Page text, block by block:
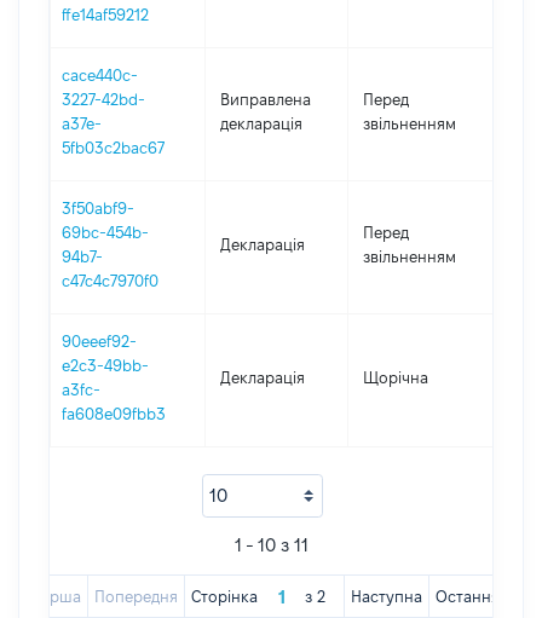
ffe14af59212
cace440c-
3227-42bd-
a37e-
5fb03c2bac67
Виправлена
декларація
Перед
звільненням
3f50abf9-
69bc-454b-
94b7-
c47c4c7970f0
Декларація
Перед
звільненням
90eeef92-
e2c3-49bb-
a3fc-
fa608e09fbb3
Декларація Щорічна
1 - 10 з 11
Перша Попередня Сторінка з 2 Наступна Остання